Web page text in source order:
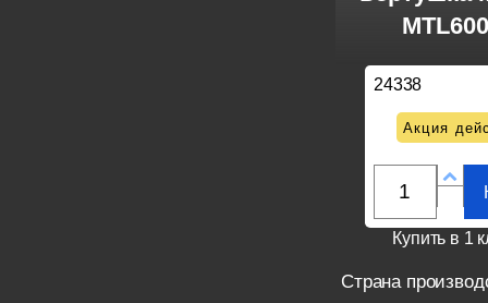
24338
Акция
Купить в 1
Страна